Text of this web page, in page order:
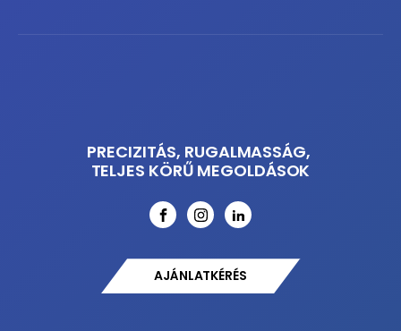
PRECIZITÁS, RUGALMASSÁG,
TELJES KÖRŰ MEGOLDÁSOK
AJÁNLATKÉRÉS